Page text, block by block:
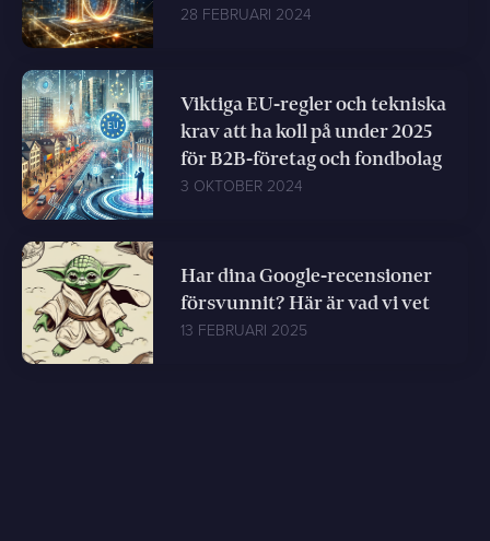
28 FEBRUARI 2024
Viktiga EU-regler och tekniska
krav att ha koll på under 2025
för B2B-företag och fondbolag
3 OKTOBER 2024
Har dina Google-recensioner
försvunnit? Här är vad vi vet
13 FEBRUARI 2025